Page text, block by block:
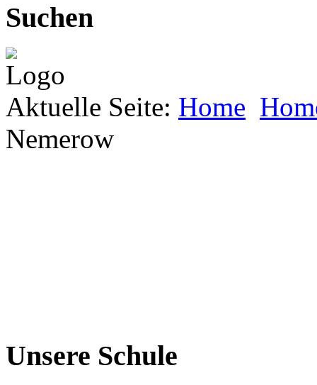
Suchen
Aktuelle Seite: Home
Nemerow
Unsere Schule